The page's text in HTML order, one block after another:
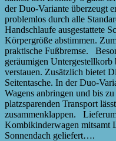
der Duo-Variante überzeugt
problemlos durch alle
Handschlaufe ausgestattete
Körpergröße abstimmen.
praktische Fußbremse.
geräumigen
verstauen. Zusätzlich bietet
Seitentasche. In der Duo-
Wagens anbringen und bis
platzsparenden Transport
zusammenklappen.
Kombikinderwagen mitsamt
Sonnendach geliefert….